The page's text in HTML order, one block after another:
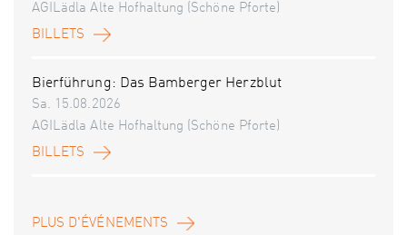
AGILädla Alte Hofhaltung (Schöne Pforte)
BILLETS
Bierführung: Das Bamberger Herzblut
Sa. 15.08.2026
AGILädla Alte Hofhaltung (Schöne Pforte)
BILLETS
PLUS D'ÉVÉNEMENTS